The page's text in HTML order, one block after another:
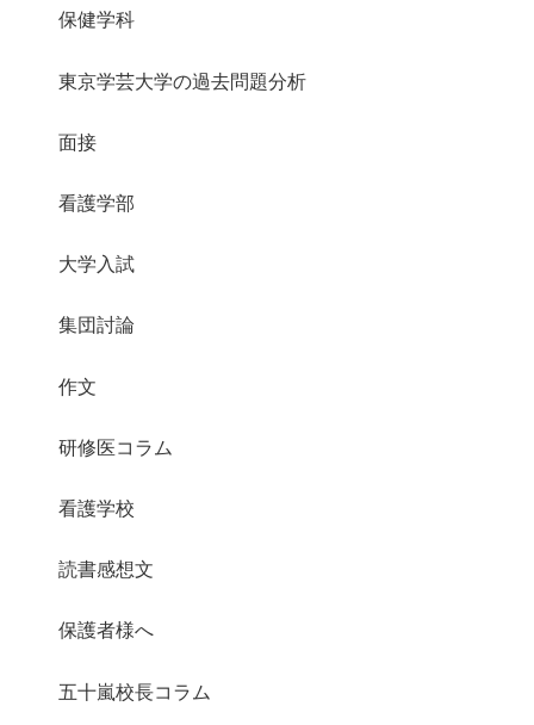
保健学科
東京学芸大学の過去問題分析
面接
看護学部
大学入試
集団討論
作文
研修医コラム
看護学校
読書感想文
保護者様へ
五十嵐校長コラム